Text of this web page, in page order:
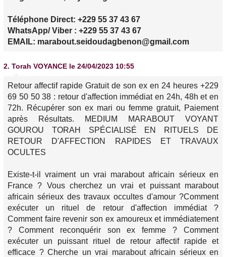
Téléphone Direct: +229 55 37 43 67
WhatsApp/ Viber : +229 55 37 43 67
EMAIL: marabout.seidoudagbenon@gmail.com
2. Torah VOYANCE le 24/04/2023 10:55
Retour affectif rapide Gratuit de son ex en 24 heures +229
69 50 50 38 : retour d'affection immédiat en 24h, 48h et en
72h. Récupérer son ex mari ou femme gratuit, Paiement
après Résultats. MEDIUM MARABOUT VOYANT
GOUROU TORAH SPÉCIALISÉ EN RITUELS DE
RETOUR D'AFFECTION RAPIDES ET TRAVAUX
OCULTES
Existe-t-il vraiment un vrai marabout africain sérieux en
France ? Vous cherchez un vrai et puissant marabout
africain sérieux des travaux occultes d'amour ?Comment
exécuter un rituel de retour d'affection immédiat ?
Comment faire revenir son ex amoureux et immédiatement
? Comment reconquérir son ex femme ? Comment
exécuter un puissant rituel de retour affectif rapide et
efficace ? Cherche un vrai marabout africain sérieux en